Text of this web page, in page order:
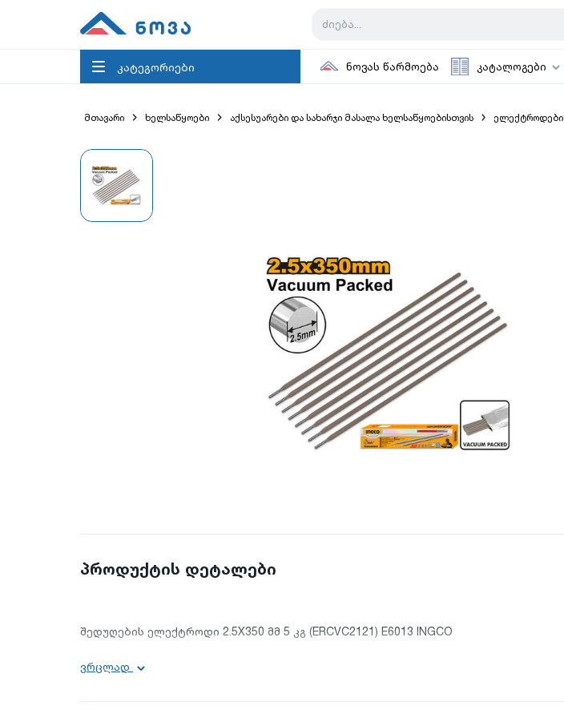
კატეგორიები ნოვას წარმოება კატალოგები
მთავარი ხელსაწყოები აქსესუარები და სახარჯი მასალა ხელსაწყოებისთვის ელექტროდები
პროდუქტის დეტალები
შედუღების ელექტროდი 2.5X350 მმ 5 კგ (ERCVC2121) E6013 INGCO
ძირითადი ინფორმაცია:
სიგრძე: 350 მმ;
ვრცლად